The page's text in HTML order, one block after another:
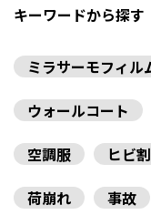
キーワードから探す
ミラサーモフィル
ウォールコート
空調服
ヒビ
荷崩れ
事故